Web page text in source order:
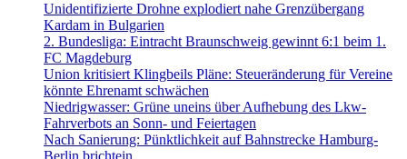
Unidentifizierte Drohne explodiert nahe Grenzübergang
Kardam in Bulgarien
2. Bundesliga: Eintracht Braunschweig gewinnt 6:1 beim 1.
FC Magdeburg
Union kritisiert Klingbeils Pläne: Steueränderung für Vereine
könnte Ehrenamt schwächen
Niedrigwasser: Grüne uneins über Aufhebung des Lkw-
Fahrverbots an Sonn- und Feiertagen
Nach Sanierung: Pünktlichkeit auf Bahnstrecke Hamburg-
Berlin brichtein